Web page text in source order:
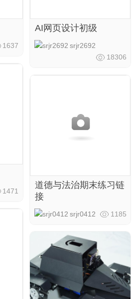
1637
1471
AI网页设计初级
srjr2692
18306
道德与法治期末练习链
接
srjr0412 1185